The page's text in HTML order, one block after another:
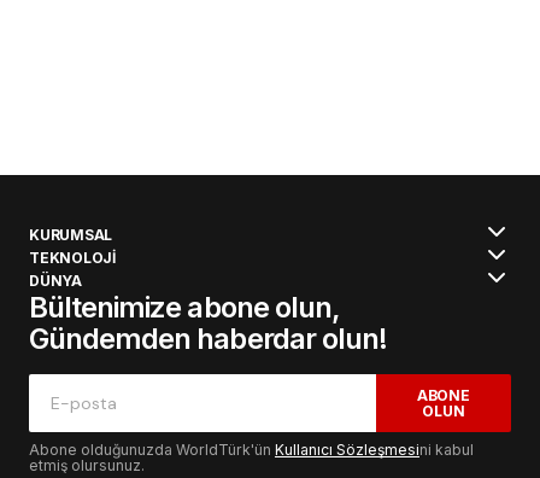
KURUMSAL
TEKNOLOJİ
DÜNYA
Bültenimize abone olun,
Gündemden haberdar olun!
ABONE
OLUN
Abone olduğunuzda WorldTürk'ün Kullanıcı Sözleşmesini kabul
etmiş olursunuz.